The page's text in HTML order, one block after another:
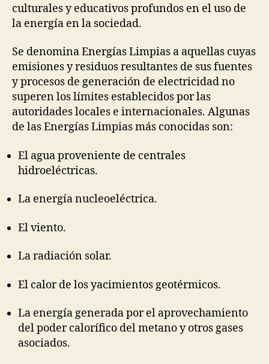
culturales y educativos profundos en el uso de
la energía en la sociedad.
Se denomina Energías Limpias a aquellas cuyas
emisiones y residuos resultantes de sus fuentes
y procesos de generación de electricidad no
superen los límites establecidos por las
autoridades locales e internacionales. Algunas
de las Energías Limpias más conocidas son:
El agua proveniente de centrales
hidroeléctricas.
La energía nucleoeléctrica.
El viento.
La radiación solar.
El calor de los yacimientos geotérmicos.
La energía generada por el aprovechamiento
del poder calorífico del metano y otros gases
asociados.